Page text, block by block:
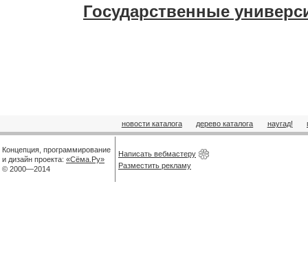
Государственные
новости каталога дерево каталога наугад!
Концепция, программирование
и дизайн проекта: «Сёма.Ру»
© 2000—2014
Написать вебмастеру
Разместить рекламу